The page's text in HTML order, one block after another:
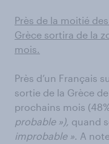
Près de la moitié
Grèce sortira de la
mois.
Près d’un Français
sortie de la Grèce
prochains mois
probable »), quand
improbable ». A